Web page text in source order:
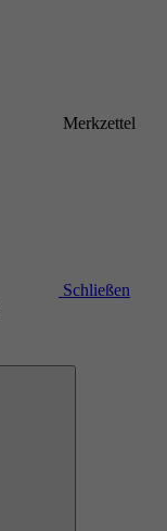
Merkzettel
Schließen